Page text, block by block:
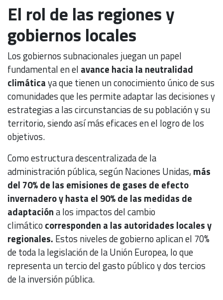
El rol de las regiones y
gobiernos locales
Los gobiernos subnacionales juegan un papel
fundamental en el avance hacia la neutralidad
climáticaya que tienen un conocimiento único de sus
comunidades que les permite adaptar las decisiones y
estrategias a las circunstancias de su población y su
territorio, siendo así más eficaces en el logro de los
objetivos.
Como estructura descentralizada de la
administración pública, según Naciones Unidas, más
del 70% de las emisiones de gases de efecto
invernadero y hasta el 90% de las medidas de
adaptacióna los impactos del cambio
climático corresponden a las autoridades locales y
regionales. Estos niveles de gobierno aplican el 70%
de toda la legislación de la Unión Europea, lo que
representa un tercio del gasto público y dos tercios
de la inversión pública.